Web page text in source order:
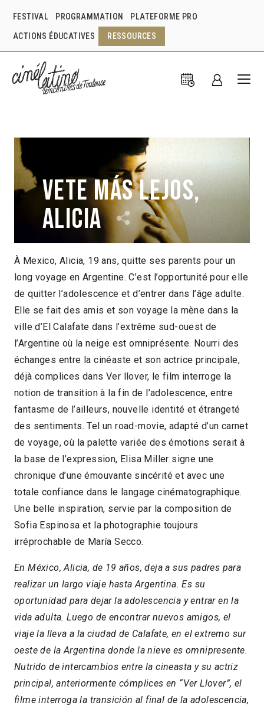
FESTIVAL PROGRAMMATION PLATEFORME PRO
ACTIONS ÉDUCATIVES RESSOURCES
Vete más lejos,
Alicia
Elisa Miller Mexique 2010
1h03
2014 > Muestra Femmes de cinéma
À Mexico, Alicia, 19 ans, quitte ses parents pour un
long voyage en Argentine. C’est l’opportunité pour elle
de quitter l’adolescence et d’entrer dans l’âge adulte.
Elle se fait des amis et son voyage la mène dans la
ville d’El Calafate dans l’extrême sud-ouest de
l’Argentine où la neige est omniprésente. Nourri des
échanges entre la cinéaste et son actrice principale,
déjà complices dans Ver llover, le film interroge la
notion de transition à la fin de l’adolescence, entre
fantasme de l’ailleurs, nouvelle identité et étrangeté
des sentiments. Tel un road-movie, adapté d’un carnet
de voyage, où la palette variée des émotions serait à
la base de l’expression, Elisa Miller signe une
chronique d’une émouvante sincérité et avec une
totale confiance dans le langage cinématographique.
Une belle inspiration, servie par la composition de
Sofia Espinosa et la photographie toujours
irréprochable de María Secco.
En México, Alicia, de 19 años, deja a sus padres para
realizar un largo viaje hasta Argentina. Es su
oportunidad para dejar la adolescencia y entrar en la
vida adulta. Luego de encontrar nuevos amigos, el
viaje la lleva a la ciudad de Calafate, en el extremo sur
oeste de la Argentina donde la nieve es omnipresente.
Nutrido de intercambios entre la cineasta y su actriz
principal, anteriormente cómplices en “Ver Llover”, el
filme interroga la transición al final de la adolescencia,